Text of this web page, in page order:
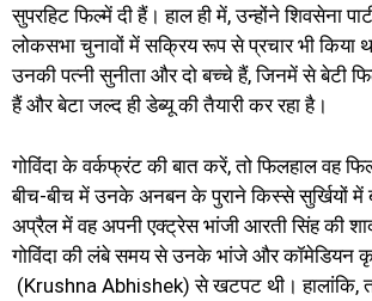
सुपरहिट फिल्में दी हैं। हाल ही में, उन्होंने शिवसेना
लोकसभा चुनावों में सक्रिय रूप से प्रचार भी किया
उनकी पत्नी सुनीता और दो बच्चे हैं, जिनमें से बेटी
हैं और बेटा जल्द ही डेब्यू की तैयारी कर रहा है।
गोविंदा के वर्कफ्रंट की बात करें, तो फिलहाल वह
बीच-बीच में उनके अनबन के पुराने किस्से सुर्खियों
अप्रैल में वह अपनी एक्ट्रेस भांजी आरती सिंह की
गोविंदा की लंबे समय से उनके भांजे और कॉमेडियन
(Krushna Abhishek) से खटपट थी। हालांकि,